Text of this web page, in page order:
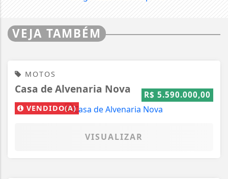
VEJA TAMBÉM
MOTOS
Casa de Alvenaria Nova
VENDIDO(A)
R$ 5.590.000,00
VISUALIZAR